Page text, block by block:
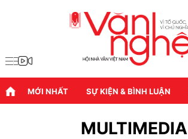
MỚI NHẤT SỰ KIỆN & BÌNH LUẬN
MULTIMEDIA